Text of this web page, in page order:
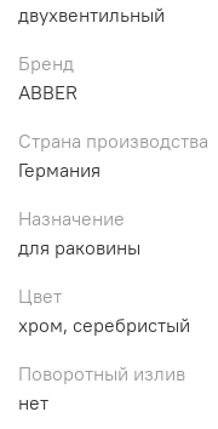
двухвентильный
Бренд
ABBER
Страна производства
Германия
Назначение
для раковины
Цвет
хром, серебристый
Поворотный излив
нет